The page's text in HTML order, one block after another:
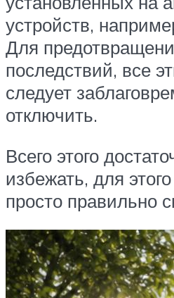
устройств,
Для
последствий, все
следует
отключить.
Всего этого
избежать, для
просто правильно